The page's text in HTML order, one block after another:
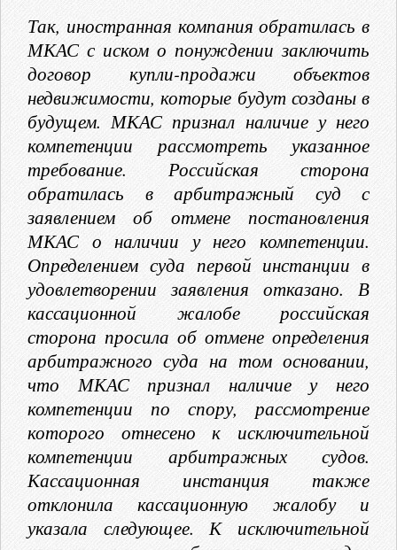
Так, иностранная компания обратилась в
МКАС с иском о понуждении заключить
договор купли-продажи объектов
недвижимости, которые будут созданы в
будущем. МКАС признал наличие у него
компетенции рассмотреть указанное
требование. Российская сторона
обратилась в арбитражный суд с
заявлением об отмене постановления
МКАС о наличии у него компетенции.
Определением суда первой инстанции в
удовлетворении заявления отказано. В
кассационной жалобе российская
сторона просила об отмене определения
арбитражного суда на том основании,
что МКАС признал наличие у него
компетенции по спору, рассмотрение
которого отнесено к исключительной
компетенции арбитражных судов.
Кассационная инстанция также
отклонила кассационную жалобу и
указала следующее. К исключительной